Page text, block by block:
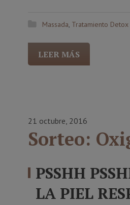
Massada, Tratamiento Detox
LEER MÁS
21 octubre, 2016
Sorteo:
PSSHH
LA PIEL